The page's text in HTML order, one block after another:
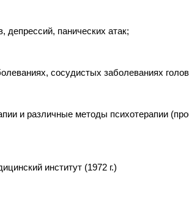
депрессий, панических атак;
сосудистых заболеваниях
и различные методы психотерапии
институт (1972 г.)